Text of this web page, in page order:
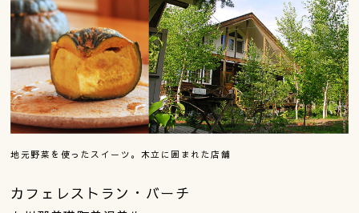
地元野菜を使ったスイーツ。木立に囲まれた店舗
カフェレストラン・バーチ